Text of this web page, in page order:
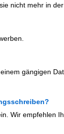
nicht mehr in der
gängigen
Wir empfehlen